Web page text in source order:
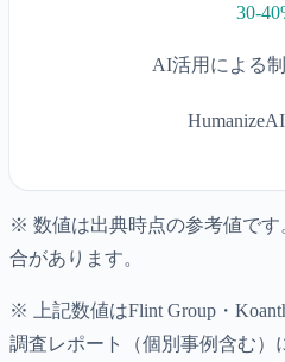
30-
AI活用による
※ 数値は出典時点の参考値で
合があります。
※ 上記数値はFlint Group・
調査レポート（個別事例含む）